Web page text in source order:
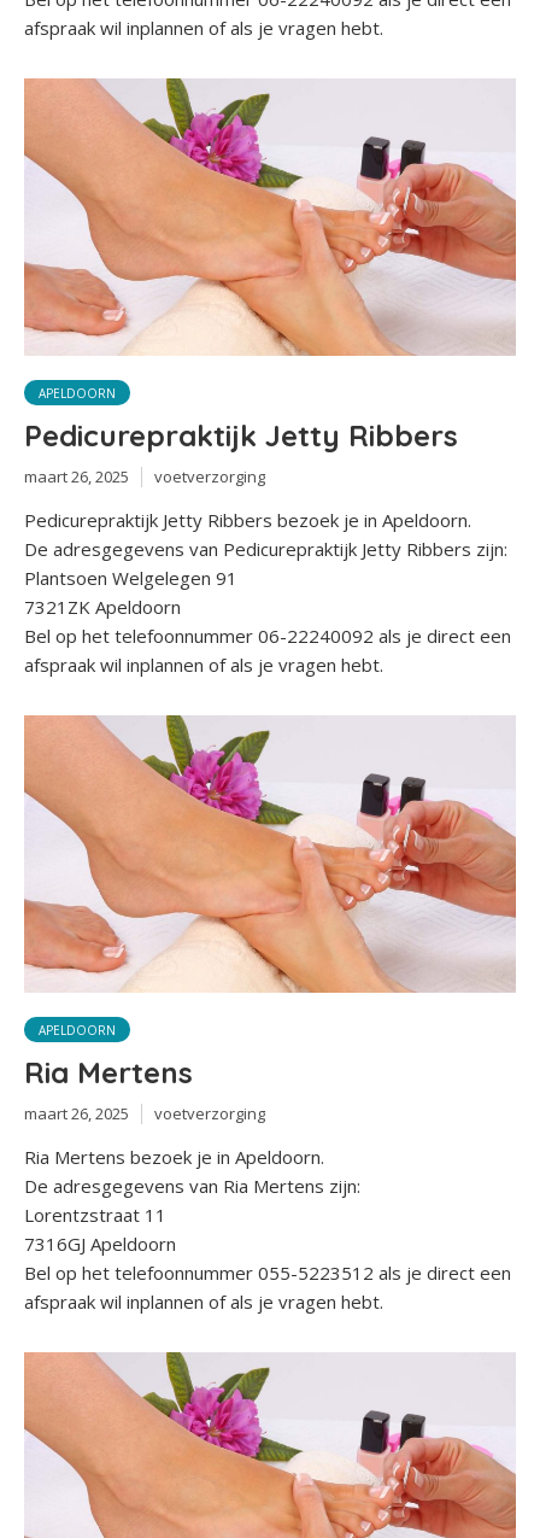
afspraak wil inplannen of als je vragen hebt.
APELDOORN
Pedicurepraktijk Jetty Ribbers
maart 26, 2025 voetverzorging
Pedicurepraktijk Jetty Ribbers bezoek je in Apeldoorn.
De adresgegevens van Pedicurepraktijk Jetty Ribbers zijn:
Plantsoen Welgelegen 91
7321ZK Apeldoorn
Bel op het telefoonnummer 06-22240092 als je direct een
afspraak wil inplannen of als je vragen hebt.
APELDOORN
Ria Mertens
maart 26, 2025 voetverzorging
Ria Mertens bezoek je in Apeldoorn.
De adresgegevens van Ria Mertens zijn:
Lorentzstraat 11
7316GJ Apeldoorn
Bel op het telefoonnummer 055-5223512 als je direct een
afspraak wil inplannen of als je vragen hebt.